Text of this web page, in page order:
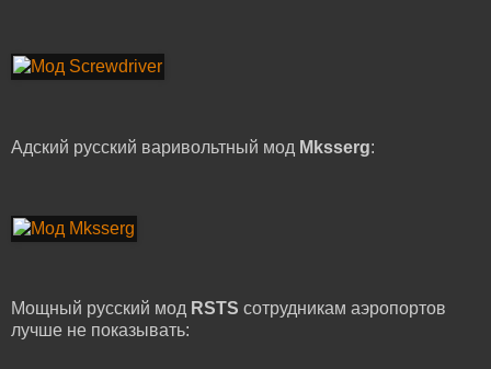
Адский русский варивольтный мод Mksserg:
Мощный русский мод RSTS сотрудникам аэропортов
лучше не показывать: